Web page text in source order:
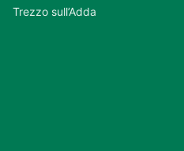
Trezzo sull’Adda